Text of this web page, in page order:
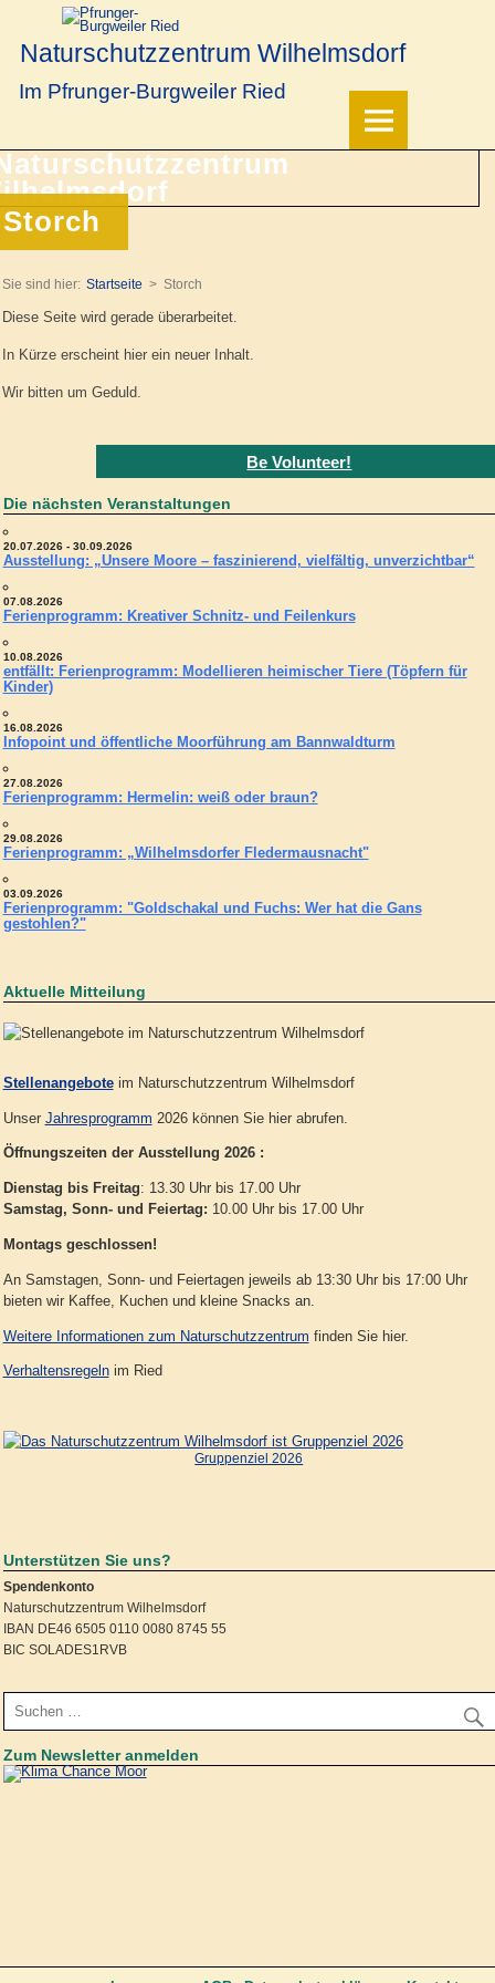
Naturschutzzentrum Wilhelmsdorf
Im Pfrunger-Burgweiler Ried
Storch
Sie sind hier: Startseite Storch
Diese Seite wird gerade überarbeitet.
In Kürze erscheint hier ein neuer Inhalt.
Wir bitten um Geduld.
Be Volunteer!
Die nächsten Veranstaltungen
20.07.2026 - 30.09.2026
Ausstellung: „Unsere Moore – faszinierend, vielfältig, unverzichtbar“
07.08.2026
Ferienprogramm: Kreativer Schnitz- und Feilenkurs
10.08.2026
entfällt: Ferienprogramm: Modellieren heimischer Tiere (Töpfern für
Kinder)
16.08.2026
Infopoint und öffentliche Moorführung am Bannwaldturm
27.08.2026
Ferienprogramm: Hermelin: weiß oder braun?
29.08.2026
Ferienprogramm: „Wilhelmsdorfer Fledermausnacht"
03.09.2026
Ferienprogramm: "Goldschakal und Fuchs: Wer hat die Gans
gestohlen?"
Aktuelle Mitteilung
Stellenangeboteim Naturschutzzentrum Wilhelmsdorf
Unser Jahresprogramm 2026 können Sie hier abrufen.
Öffnungszeiten der Ausstellung 2026 :
Dienstag bis Freitag: 13.30 Uhr bis 17.00 Uhr
Samstag, Sonn- und Feiertag: 10.00 Uhr bis 17.00 Uhr
Montags geschlossen!
An Samstagen, Sonn- und Feiertagen jeweils ab 13:30 Uhr bis 17:00 Uhr
bieten wir Kaffee, Kuchen und kleine Snacks an.
Weitere Informationen zum Naturschutzzentrum finden Sie hier.
Verhaltensregelnim Ried
Gruppenziel 2026
Unterstützen Sie uns?
Spendenkonto
Naturschutzzentrum Wilhelmsdorf
IBAN DE46 6505 0110 0080 8745 55
BIC SOLADES1RVB
Zum Newsletter anmelden